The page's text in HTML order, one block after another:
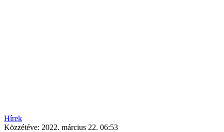
Hírek
Közzétéve: 2022. március 22. 06:53